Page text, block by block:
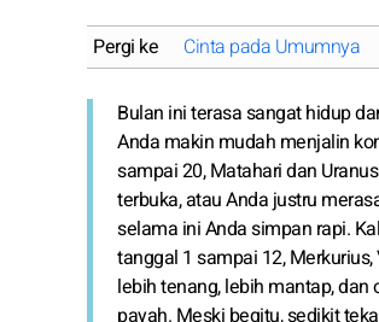
Pergi ke Cinta pada Umumnya
Bulan ini terasa sangat hidup
Anda makin mudah menjalin
sampai 20, Matahari dan
terbuka, atau Anda justru
selama ini Anda simpan rapi.
tanggal 1 sampai 12,
lebih tenang, lebih mantap,
payah. Meski begitu, sedikit